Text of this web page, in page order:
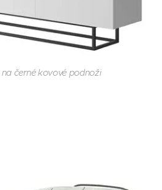
černé kovové podnoži